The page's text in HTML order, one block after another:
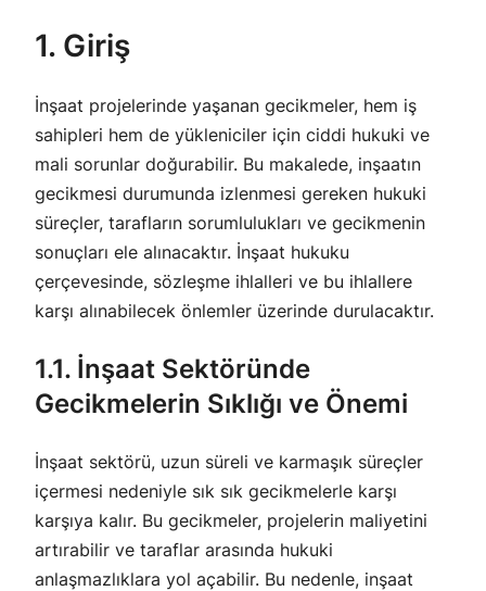
1. Giriş
İnşaat projelerinde yaşanan gecikmeler, hem iş
sahipleri hem de yükleniciler için ciddi hukuki ve
mali sorunlar doğurabilir. Bu makalede, inşaatın
gecikmesi durumunda izlenmesi gereken hukuki
süreçler, tarafların sorumlulukları ve gecikmenin
sonuçları ele alınacaktır. İnşaat hukuku
çerçevesinde, sözleşme ihlalleri ve bu ihlallere
karşı alınabilecek önlemler üzerinde durulacaktır.
1.1. İnşaat Sektöründe
Gecikmelerin Sıklığı ve Önemi
İnşaat sektörü, uzun süreli ve karmaşık süreçler
içermesi nedeniyle sık sık gecikmelerle karşı
karşıya kalır. Bu gecikmeler, projelerin maliyetini
artırabilir ve taraflar arasında hukuki
anlaşmazlıklara yol açabilir. Bu nedenle, inşaat